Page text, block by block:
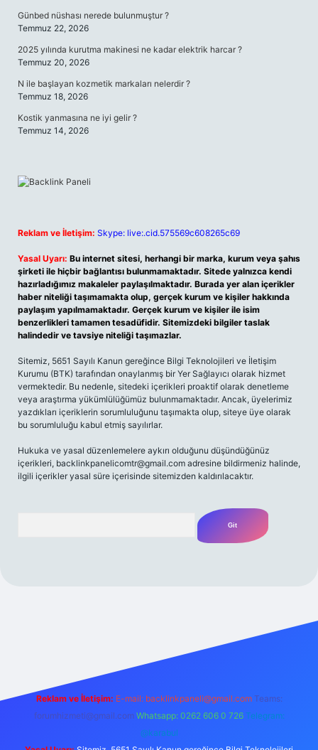
Günbed nüshası nerede bulunmuştur ?
Temmuz 22, 2026
2025 yılında kurutma makinesi ne kadar elektrik harcar ?
Temmuz 20, 2026
N ile başlayan kozmetik markaları nelerdir ?
Temmuz 18, 2026
Kostik yanmasına ne iyi gelir ?
Temmuz 14, 2026
Reklam ve İletişim: Skype: live:.cid.575569c608265c69
Yasal Uyarı: Bu internet sitesi, herhangi bir marka, kurum veya şahıs
şirketi ile hiçbir bağlantısı bulunmamaktadır. Sitede yalnızca kendi
hazırladığımız makaleler paylaşılmaktadır. Burada yer alan içerikler
haber niteliği taşımamakta olup, gerçek kurum ve kişiler hakkında
paylaşım yapılmamaktadır. Gerçek kurum ve kişiler ile isim
benzerlikleri tamamen tesadüfidir. Sitemizdeki bilgiler taslak
halindedir ve tavsiye niteliği taşımazlar.
Sitemiz, 5651 Sayılı Kanun gereğince Bilgi Teknolojileri ve İletişim
Kurumu (BTK) tarafından onaylanmış bir Yer Sağlayıcı olarak hizmet
vermektedir. Bu nedenle, sitedeki içerikleri proaktif olarak denetleme
veya araştırma yükümlülüğümüz bulunmamaktadır. Ancak, üyelerimiz
yazdıkları içeriklerin sorumluluğunu taşımakta olup, siteye üye olarak
bu sorumluluğu kabul etmiş sayılırlar.
Hukuka ve yasal düzenlemelere aykırı olduğunu düşündüğünüz
içerikleri, backlinkpanelicomtr@gmail.com adresine bildirmeniz halinde,
ilgili içerikler yasal süre içerisinde sitemizden kaldırılacaktır.
Reklam ve İletişim: E-mail: backlinkpaneli@gmail.com Teams:
forumhizmeti@gmail.com Whatsapp: 0262 606 0 726 Telegram:
@karabul